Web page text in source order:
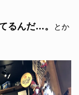
るんだ…。
とか